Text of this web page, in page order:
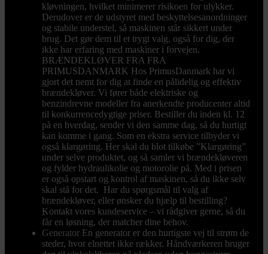
kløvningen, hvilket minimerer risikoen for ulykker.
Derudover er de udstyret med beskyttelsesanordninger
og stabile understel, så maskinen står sikkert under
brug. Det gør dem til et trygt valg, også for dig, der
ikke har erfaring med maskiner i forvejen.
BRÆNDEKLØVER FRA FRA
PRIMUSDANMARK Hos PrimusDanmark har vi
gjort det nemt for dig at finde en pålidelig og effektiv
brændekløver. Vi fører både elektriske og
benzindrevne modeller fra anerkendte producenter altid
til konkurrencedygtige priser. Bestiller du inden kl. 12
på en hverdag, sender vi den samme dag, så du hurtigt
kan komme i gang. Som en ekstra service tilbyder vi
også klargøring. Her skal du blot tilkøbe ”Klargøring”
under selve produktet, og så samler vi brændekløveren
og fylder hydraulikolie og motorolie på. Med i prisen
er også opstart og kontrol af maskinen, så du ikke selv
skal stå for det. Har du spørgsmål til valg af
brændekløver, eller ønsker du hjælp til bestilling?
Kontakt vores kundeservice – vi rådgiver gerne, så du
får en løsning, der matcher dine behov.
Generator En generator er den hurtigste vej til strøm de
steder, hvor elnettet ikke rækker. Håndværkeren bruger